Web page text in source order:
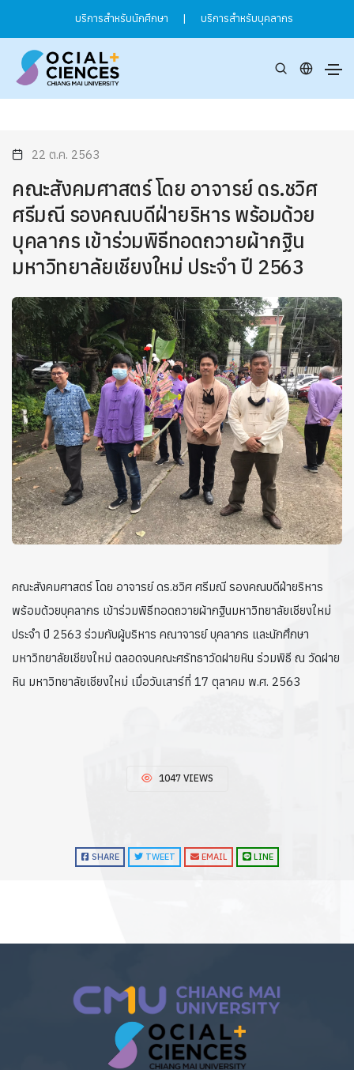
บริการสำหรับนักศึกษา | บริการสำหรับบุคลากร
22 ต.ค. 2563
คณะสังคมศาสตร์ โดย อาจารย์ ดร.ชวิศ
ศรีมณี รองคณบดีฝ่ายริหาร พร้อมด้วย
บุคลากร เข้าร่วมพิธีทอดถวายผ้ากฐิน
มหาวิทยาลัยเชียงใหม่ ประจำ ปี 2563
คณะสังคมศาสตร์ โดย อาจารย์ ดร.ชวิศ ศรีมณี รองคณบดีฝ่ายริหาร
พร้อมด้วยบุคลากร เข้าร่วมพิธีทอดถวายผ้ากฐินมหาวิทยาลัยเชียงใหม่
ประจำ ปี 2563 ร่วมกับผู้บริหาร คณาจารย์ บุคลากร และนักศึกษา
มหาวิทยาลัยเชียงใหม่ ตลอดจนคณะศรัทธาวัดฝายหิน ร่วมพิธี ณ วัดฝาย
หิน มหาวิทยาลัยเชียงใหม่ เมื่อวันเสาร์ที่ 17 ตุลาคม พ.ศ. 2563
1047 VIEWS
SHARE TWEET EMAIL LINE